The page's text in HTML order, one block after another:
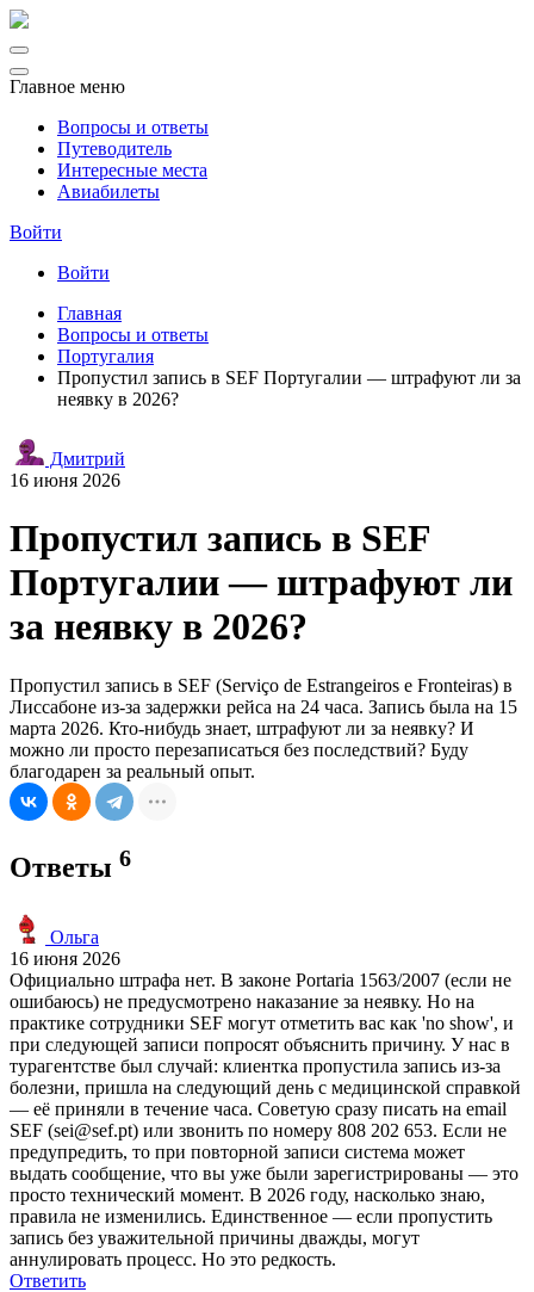
Главное меню
Вопросы и ответы
Путеводитель
Интересные места
Авиабилеты
Войти
Войти
Главная
Вопросы и ответы
Португалия
Пропустил запись в SEF Португалии — штрафуют ли за
неявку в 2026?
Дмитрий
16 июня 2026
Пропустил запись в SEF
Португалии — штрафуют ли
за неявку в 2026?
Пропустил запись в SEF (Serviço de Estrangeiros e Fronteiras) в
Лиссабоне из-за задержки рейса на 24 часа. Запись была на 15
марта 2026. Кто-нибудь знает, штрафуют ли за неявку? И
можно ли просто перезаписаться без последствий? Буду
благодарен за реальный опыт.
Ответы 6
Ольга
16 июня 2026
Официально штрафа нет. В законе Portaria 1563/2007 (если не
ошибаюсь) не предусмотрено наказание за неявку. Но на
практике сотрудники SEF могут отметить вас как 'no show', и
при следующей записи попросят объяснить причину. У нас в
турагентстве был случай: клиентка пропустила запись из-за
болезни, пришла на следующий день с медицинской справкой
— её приняли в течение часа. Советую сразу писать на email
SEF (sei@sef.pt) или звонить по номеру 808 202 653. Если не
предупредить, то при повторной записи система может
выдать сообщение, что вы уже были зарегистрированы — это
просто технический момент. В 2026 году, насколько знаю,
правила не изменились. Единственное — если пропустить
запись без уважительной причины дважды, могут
аннулировать процесс. Но это редкость.
Ответить